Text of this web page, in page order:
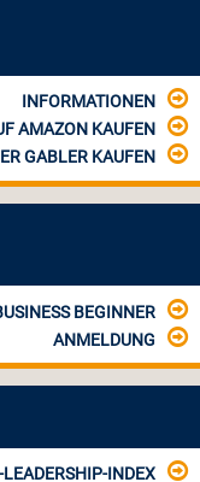
INFORMATIONEN
AMAZON KAUFEN
GABLER KAUFEN
BEGINNER
ANMELDUNG
INDEX